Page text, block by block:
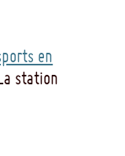
en
station